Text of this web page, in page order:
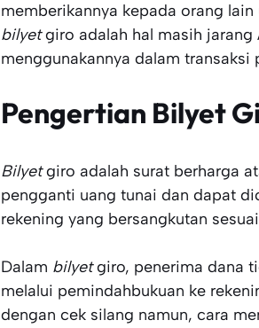
memberikannya kepada orang
bilyetgiro adalah hal masih jarang
menggunakannya dalam
Pengertian Bilyet
Bilyetgiro adalah surat berharga
pengganti uang tunai dan dapat
rekening yang bersangkutan
Dalam bilyetgiro, penerima dana
melalui pemindahbukuan ke
dengan cek silang namun, cara